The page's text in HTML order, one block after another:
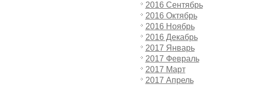
2016 Сентябрь
2016 Октябрь
2016 Ноябрь
2016 Декабрь
2017 Январь
2017 Февраль
2017 Март
2017 Апрель